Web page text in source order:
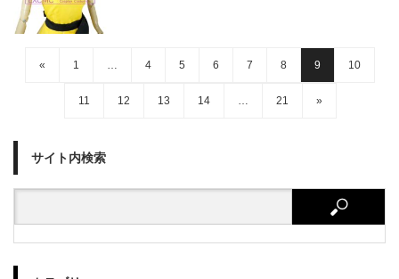
« 1 4 5 6 7 8 9 10
11 12 13 14 21 »
サイト内検索